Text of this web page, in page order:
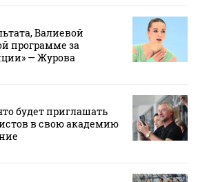
Валиевой
программе за
— Журова
будет приглашать
в свою академию